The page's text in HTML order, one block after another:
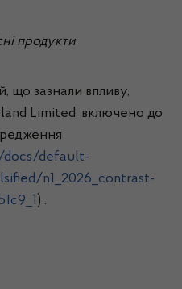
продукти
що зазнали впливу,
Limited, включено до
docs/default-
n1_2026_contrast-
) .